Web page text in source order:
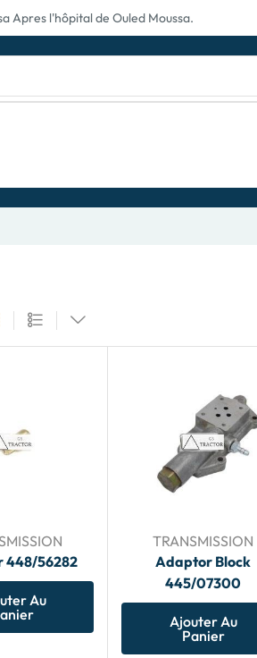
Apres l'hôpital de Ouled Moussa.
448/56282
Au
TRANSMISSION
Adaptor Block
445/07300
Ajouter Au
Panier